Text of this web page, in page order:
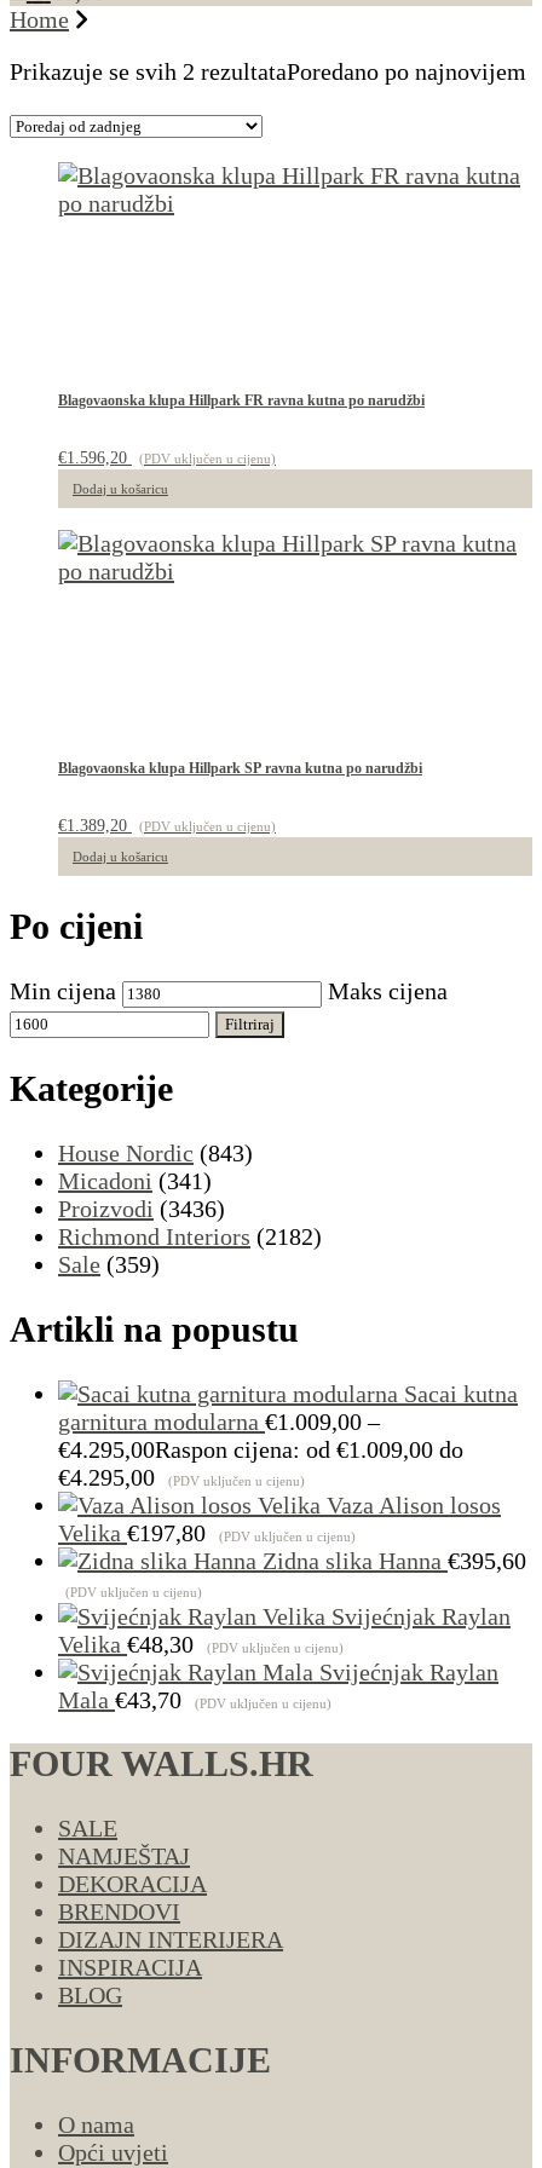
Home
Prikazuje se svih 2 rezultataPoredano po najnovijem
Blagovaonska klupa Hillpark FR ravna kutna po narudžbi
€1.596,20 (PDV uključen u cijenu)
Dodaj u košaricu
Blagovaonska klupa Hillpark SP ravna kutna po narudžbi
€1.389,20 (PDV uključen u cijenu)
Dodaj u košaricu
Po cijeni
Min cijena Maks cijena
Filtriraj
Kategorije
House Nordic (843)
Micadoni (341)
Proizvodi (3436)
Richmond Interiors (2182)
Sale (359)
Artikli na popustu
Sacai kutna
garnitura modularna €1.009,00 –
€4.295,00Raspon cijena: od €1.009,00 do
€4.295,00
(PDV uključen u cijenu)
Vaza Alison losos
Velika €197,80 (PDV uključen u cijenu)
Zidna slika Hanna €395,60
(PDV uključen u cijenu)
Svijećnjak Raylan
Velika €48,30 (PDV uključen u cijenu)
Svijećnjak Raylan
Mala €43,70 (PDV uključen u cijenu)
FOUR WALLS.HR
SALE
NAMJEŠTAJ
DEKORACIJA
BRENDOVI
DIZAJN INTERIJERA
INSPIRACIJA
BLOG
INFORMACIJE
O nama
Opći uvjeti